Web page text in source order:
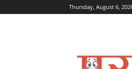
Thursday, August 6,